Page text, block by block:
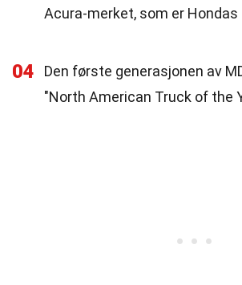
Acura-merket, som er
04
Den første generasjonen av
"North American Truck of the